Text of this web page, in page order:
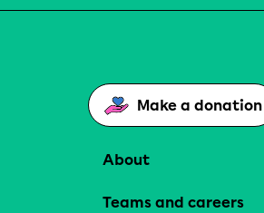
Make a donation
About
Teams and careers